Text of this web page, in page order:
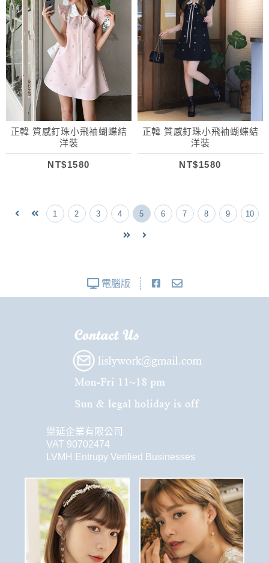
正韓 質感釘珠小飛袖蝴蝶結
洋裝
NT$1580
正韓 質感釘珠小飛袖蝴蝶結
洋裝
NT$1580
1 2 3 4 5 6 7 8 9 10
電腦版
樂延企業有限公司
VAT 90702474
LVMH Entrupy Verified Businesses